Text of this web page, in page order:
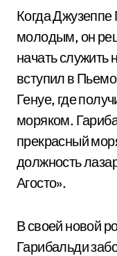
Когда
молодым, он
начать служить
вступил в
Генуе, где
моряком.
прекрасный
должность
Агосто».
В своей новой
Гарибальди